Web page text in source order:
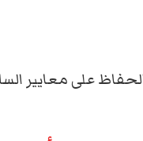
على معايير